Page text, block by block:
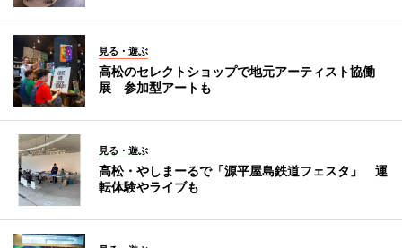
見る・遊ぶ
高松のセレクトショップで地元アーティスト協働
展 参加型アートも
見る・遊ぶ
高松・やしまーるで「源平屋島鉄道フェスタ」 運
転体験やライブも